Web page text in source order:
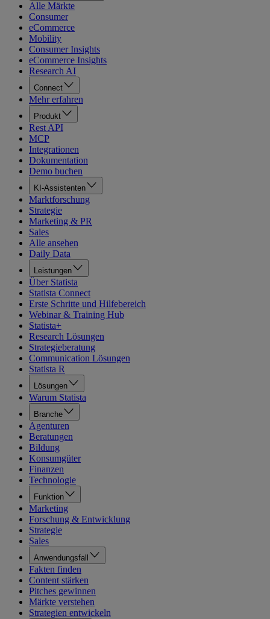
Alle Märkte
Consumer
eCommerce
Mobility
Consumer Insights
eCommerce Insights
Research AI
Connect
Mehr erfahren
Produkt
Rest API
MCP
Integrationen
Dokumentation
Demo buchen
KI-Assistenten
Marktforschung
Strategie
Marketing & PR
Sales
Alle ansehen
Daily Data
Leistungen
Über Statista
Statista Connect
Erste Schritte und Hilfebereich
Webinar & Training Hub
Statista+
Research Lösungen
Strategieberatung
Communication Lösungen
Statista R
Lösungen
Warum Statista
Branche
Agenturen
Beratungen
Bildung
Konsumgüter
Finanzen
Technologie
Funktion
Marketing
Forschung & Entwicklung
Strategie
Sales
Anwendungsfall
Fakten finden
Content stärken
Pitches gewinnen
Märkte verstehen
Strategien entwickeln